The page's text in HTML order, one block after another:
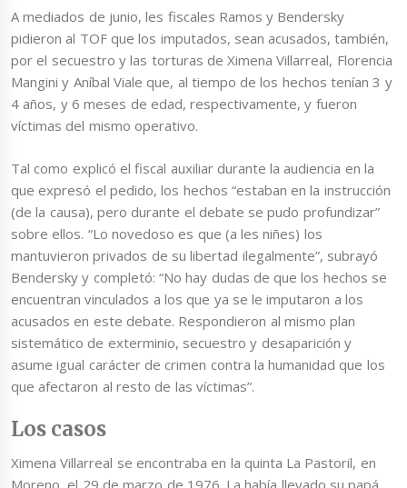
A mediados de junio, les fiscales Ramos y Bendersky
pidieron al TOF que los imputados, sean acusados, también,
por el secuestro y las torturas de Ximena Villarreal, Florencia
Mangini y Aníbal Viale que, al tiempo de los hechos tenían 3 y
4 años, y 6 meses de edad, respectivamente, y fueron
víctimas del mismo operativo.
Tal como explicó el fiscal auxiliar durante la audiencia en la
que expresó el pedido, los hechos “estaban en la instrucción
(de la causa), pero durante el debate se pudo profundizar”
sobre ellos. “Lo novedoso es que (a les niñes) los
mantuvieron privados de su libertad ilegalmente”, subrayó
Bendersky y completó: “No hay dudas de que los hechos se
encuentran vinculados a los que ya se le imputaron a los
acusados en este debate. Respondieron al mismo plan
sistemático de exterminio, secuestro y desaparición y
asume igual carácter de crimen contra la humanidad que los
que afectaron al resto de las víctimas”.
Los casos
Ximena Villarreal se encontraba en la quinta La Pastoril, en